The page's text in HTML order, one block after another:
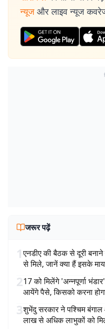
न्यूज और लाइव न्यूज
जरूर पढ़ें
1एनडीए की बैठक से दूरी
से मिले, जानें क्या हैं इसके
217 को मिलेंगे 'अन्नपूर्णा
आयेंगे पैसे, किसको करना
3शुभेंदु सरकार ने पश्चिम
लाख से अधिक लाभुकों को